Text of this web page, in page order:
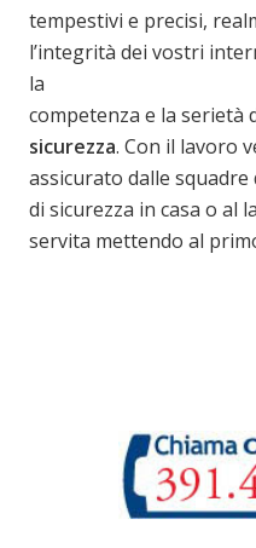
tempestivi e precisi,
l’integrità dei vostri
la
competenza e la serietà
sicurezza. Con il lavoro
assicurato dalle
di sicurezza in casa o al
servita mettendo al